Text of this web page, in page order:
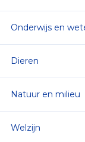
Onderwijs en
Dieren
Natuur en milieu
Welzijn